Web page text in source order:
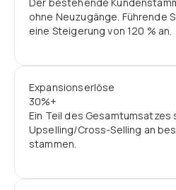
Der bestehende
ohne Neuzugänge. Führende
eine Steigerung von 120 % an.
Expansionserlöse
30%+
Ein Teil des Gesamtumsatzes
Upselling/Cross-Selling an
stammen.